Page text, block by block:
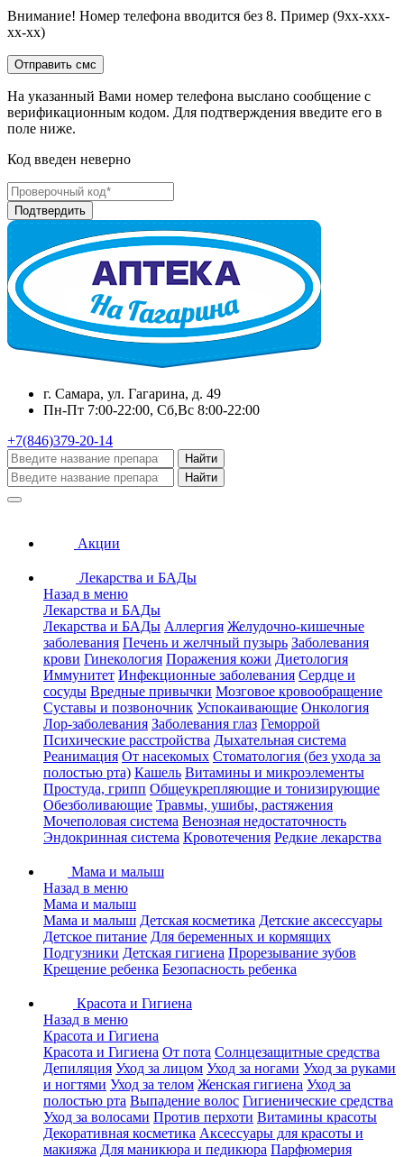
Внимание! Номер телефона вводится без 8. Пример (9хх-ххх-
хх-хх)
На указанный Вами номер телефона выслано сообщение с
верификационным кодом. Для подтверждения введите его в
поле ниже.
Код введен неверно
г. Самара, ул. Гагарина, д. 49
Пн-Пт 7:00-22:00, Сб,Вс 8:00-22:00
+7(846)379-20-14
Найти
Найти
Акции
Лекарства и БАДы
Назад в меню
Лекарства и БАДы
Лекарства и БАДы Аллергия Желудочно-кишечные
заболевания Печень и желчный пузырь Заболевания
крови Гинекология Поражения кожи Диетология
Иммунитет Инфекционные заболевания Сердце и
сосуды Вредные привычки Мозговое кровообращение
Суставы и позвоночник Успокаивающие Онкология
Лор-заболевания Заболевания глаз Геморрой
Психические расстройства Дыхательная система
Реанимация От насекомых Стоматология (без ухода за
полостью рта) Кашель Витамины и микроэлементы
Простуда, грипп Общеукрепляющие и тонизирующие
Обезболивающие Травмы, ушибы, растяжения
Мочеполовая система Венозная недостаточность
Эндокринная система Кровотечения Редкие лекарства
Мама и малыш
Назад в меню
Мама и малыш
Мама и малыш Детская косметика Детские аксессуары
Детское питание Для беременных и кормящих
Подгузники Детская гигиена Прорезывание зубов
Крещение ребенка Безопасность ребенка
Красота и Гигиена
Назад в меню
Красота и Гигиена
Красота и Гигиена От пота Солнцезащитные средства
Депиляция Уход за лицом Уход за ногами Уход за руками
и ногтями Уход за телом Женская гигиена Уход за
полостью рта Выпадение волос Гигиенические средства
Уход за волосами Против перхоти Витамины красоты
Декоративная косметика Аксессуары для красоты и
макияжа Для маникюра и педикюра Парфюмерия